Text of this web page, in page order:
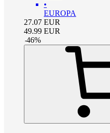
•
EUROPA
27.07 EUR
49.99 EUR
-46%